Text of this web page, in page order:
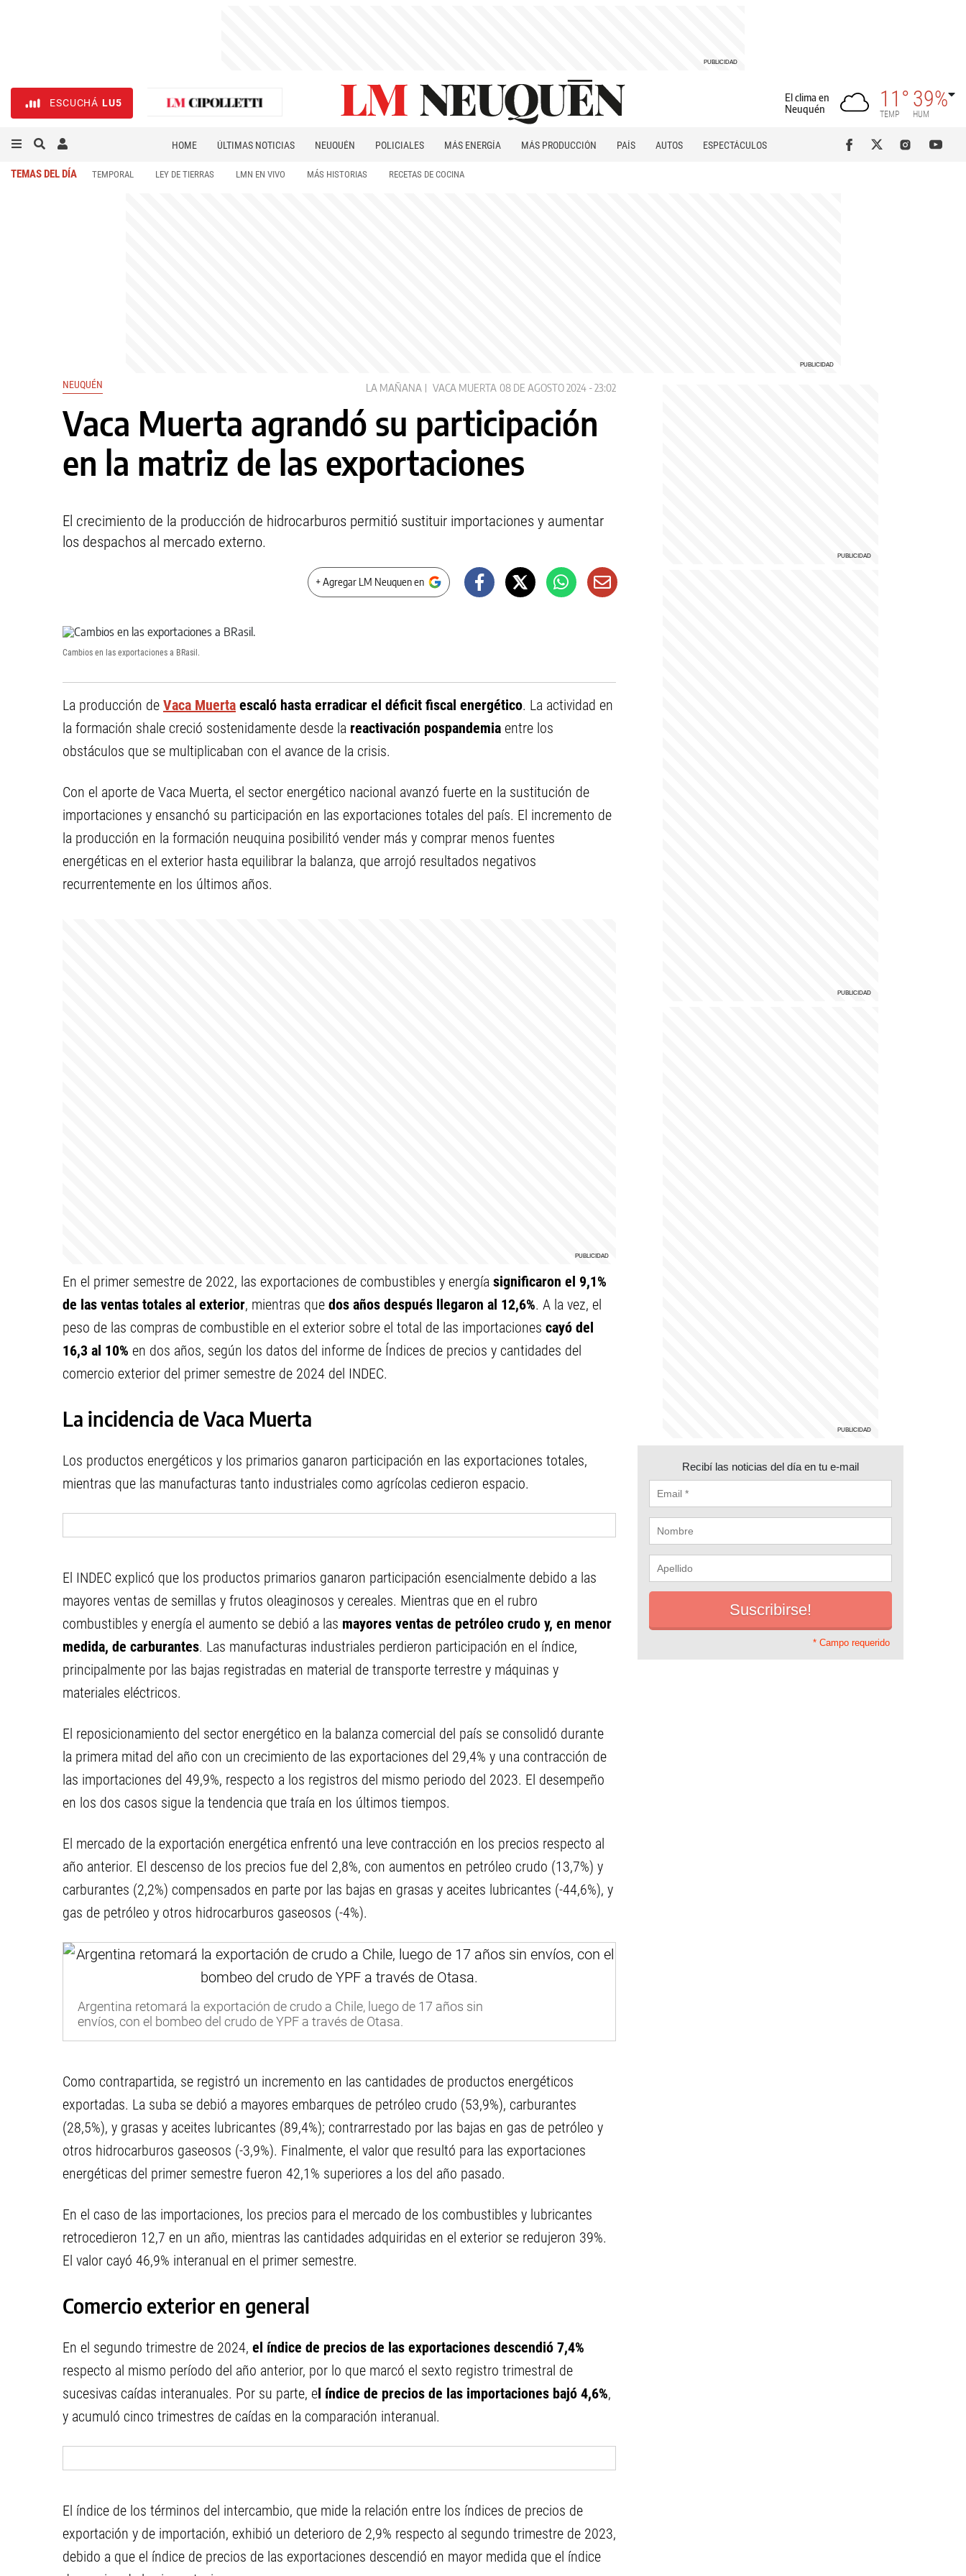
ESCUCHÁ LU5
El clima en
Neuquén
11°
TEMP
39%
HUM
HOME ÚLTIMAS NOTICIAS NEUQUÉN POLICIALES MÁS ENERGÍA MÁS PRODUCCIÓN PAÍS AUTOS
ESPECTÁCULOS
TEMAS DEL DÍA TEMPORAL LEY DE TIERRAS LMN EN VIVO MÁS HISTORIAS RECETAS DE COCINA
NEUQUÉN LA MAÑANA VACA MUERTA 08 DE AGOSTO 2024 - 23:02
Vaca Muerta agrandó su participación
en la matriz de las exportaciones
El crecimiento de la producción de hidrocarburos permitió sustituir importaciones y aumentar
los despachos al mercado externo.
+ Agregar LM Neuquen en
Cambios en las exportaciones a BRasil.
La producción de Vaca Muerta escaló hasta erradicar el déficit fiscal energético. La actividad en
la formación shale creció sostenidamente desde la reactivación pospandemia entre los
obstáculos que se multiplicaban con el avance de la crisis.
Con el aporte de Vaca Muerta, el sector energético nacional avanzó fuerte en la sustitución de
importaciones y ensanchó su participación en las exportaciones totales del país. El incremento de
la producción en la formación neuquina posibilitó vender más y comprar menos fuentes
energéticas en el exterior hasta equilibrar la balanza, que arrojó resultados negativos
recurrentemente en los últimos años.
En el primer semestre de 2022, las exportaciones de combustibles y energía significaron el 9,1%
de las ventas totales al exterior, mientras que dos años después llegaron al 12,6%. A la vez, el
peso de las compras de combustible en el exterior sobre el total de las importaciones cayó del
16,3 al 10% en dos años, según los datos del informe de Índices de precios y cantidades del
comercio exterior del primer semestre de 2024 del INDEC.
La incidencia de Vaca Muerta
Los productos energéticos y los primarios ganaron participación en las exportaciones totales,
mientras que las manufacturas tanto industriales como agrícolas cedieron espacio.
El INDEC explicó que los productos primarios ganaron participación esencialmente debido a las
mayores ventas de semillas y frutos oleaginosos y cereales. Mientras que en el rubro
combustibles y energía el aumento se debió a las mayores ventas de petróleo crudo y, en menor
medida, de carburantes. Las manufacturas industriales perdieron participación en el índice,
principalmente por las bajas registradas en material de transporte terrestre y máquinas y
materiales eléctricos.
El reposicionamiento del sector energético en la balanza comercial del país se consolidó durante
la primera mitad del año con un crecimiento de las exportaciones del 29,4% y una contracción de
las importaciones del 49,9%, respecto a los registros del mismo periodo del 2023. El desempeño
en los dos casos sigue la tendencia que traía en los últimos tiempos.
El mercado de la exportación energética enfrentó una leve contracción en los precios respecto al
año anterior. El descenso de los precios fue del 2,8%, con aumentos en petróleo crudo (13,7%) y
carburantes (2,2%) compensados en parte por las bajas en grasas y aceites lubricantes (-44,6%), y
gas de petróleo y otros hidrocarburos gaseosos (-4%).
Argentina retomará la exportación de crudo a Chile, luego de 17 años sin
envíos, con el bombeo del crudo de YPF a través de Otasa.
Como contrapartida, se registró un incremento en las cantidades de productos energéticos
exportadas. La suba se debió a mayores embarques de petróleo crudo (53,9%), carburantes
(28,5%), y grasas y aceites lubricantes (89,4%); contrarrestado por las bajas en gas de petróleo y
otros hidrocarburos gaseosos (-3,9%). Finalmente, el valor que resultó para las exportaciones
energéticas del primer semestre fueron 42,1% superiores a los del año pasado.
En el caso de las importaciones, los precios para el mercado de los combustibles y lubricantes
retrocedieron 12,7 en un año, mientras las cantidades adquiridas en el exterior se redujeron 39%.
El valor cayó 46,9% interanual en el primer semestre.
Comercio exterior en general
En el segundo trimestre de 2024, el índice de precios de las exportaciones descendió 7,4%
respecto al mismo período del año anterior, por lo que marcó el sexto registro trimestral de
sucesivas caídas interanuales. Por su parte, el índice de precios de las importaciones bajó 4,6%,
y acumuló cinco trimestres de caídas en la comparación interanual.
El índice de los términos del intercambio, que mide la relación entre los índices de precios de
exportación y de importación, exhibió un deterioro de 2,9% respecto al segundo trimestre de 2023,
debido a que el índice de precios de las exportaciones descendió en mayor medida que el índice
Recibí las noticias del día en tu e-mail
* Campo requerido